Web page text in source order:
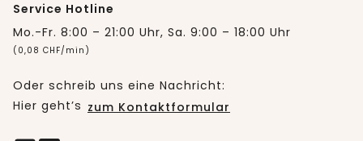
Service Hotline
Mo.-Fr. 8:00 – 21:00 Uhr, Sa. 9:00 – 18:00 Uhr
(0,08 CHF/min)
Oder schreib uns eine Nachricht:
Hier geht’s zum Kontaktformular